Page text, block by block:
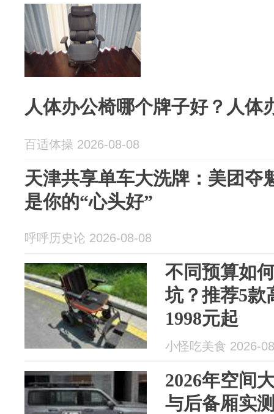
人体办公椅哪个牌子好？人体
百适体操 2026-08-08
天津共享单车大洗牌：美团夺
是你的“心头好”
呼呼历史论 2026-08-08
不同预算如
坑？推荐5款
1998元起
小怪吃美食 2026-
2026年空间
与后备厢实